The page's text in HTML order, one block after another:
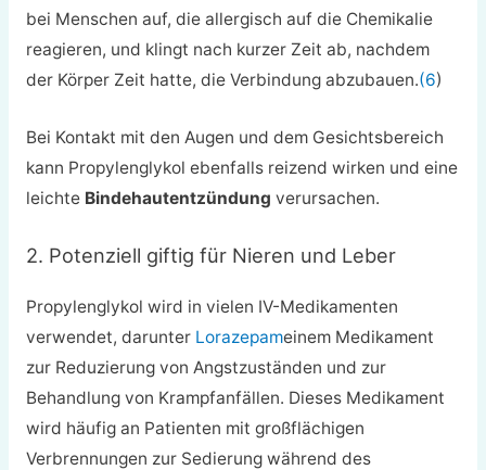
bei Menschen auf, die allergisch auf die Chemikalie
reagieren, und klingt nach kurzer Zeit ab, nachdem
der Körper Zeit hatte, die Verbindung abzubauen.(6)
Bei Kontakt mit den Augen und dem Gesichtsbereich
kann Propylenglykol ebenfalls reizend wirken und eine
leichte Bindehautentzündung verursachen.
2. Potenziell giftig für Nieren und Leber
Propylenglykol wird in vielen IV-Medikamenten
verwendet, darunter Lorazepameinem Medikament
zur Reduzierung von Angstzuständen und zur
Behandlung von Krampfanfällen. Dieses Medikament
wird häufig an Patienten mit großflächigen
Verbrennungen zur Sedierung während des